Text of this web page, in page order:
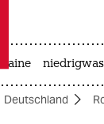
taz zahl ich
taz zahl ich
Deutschland